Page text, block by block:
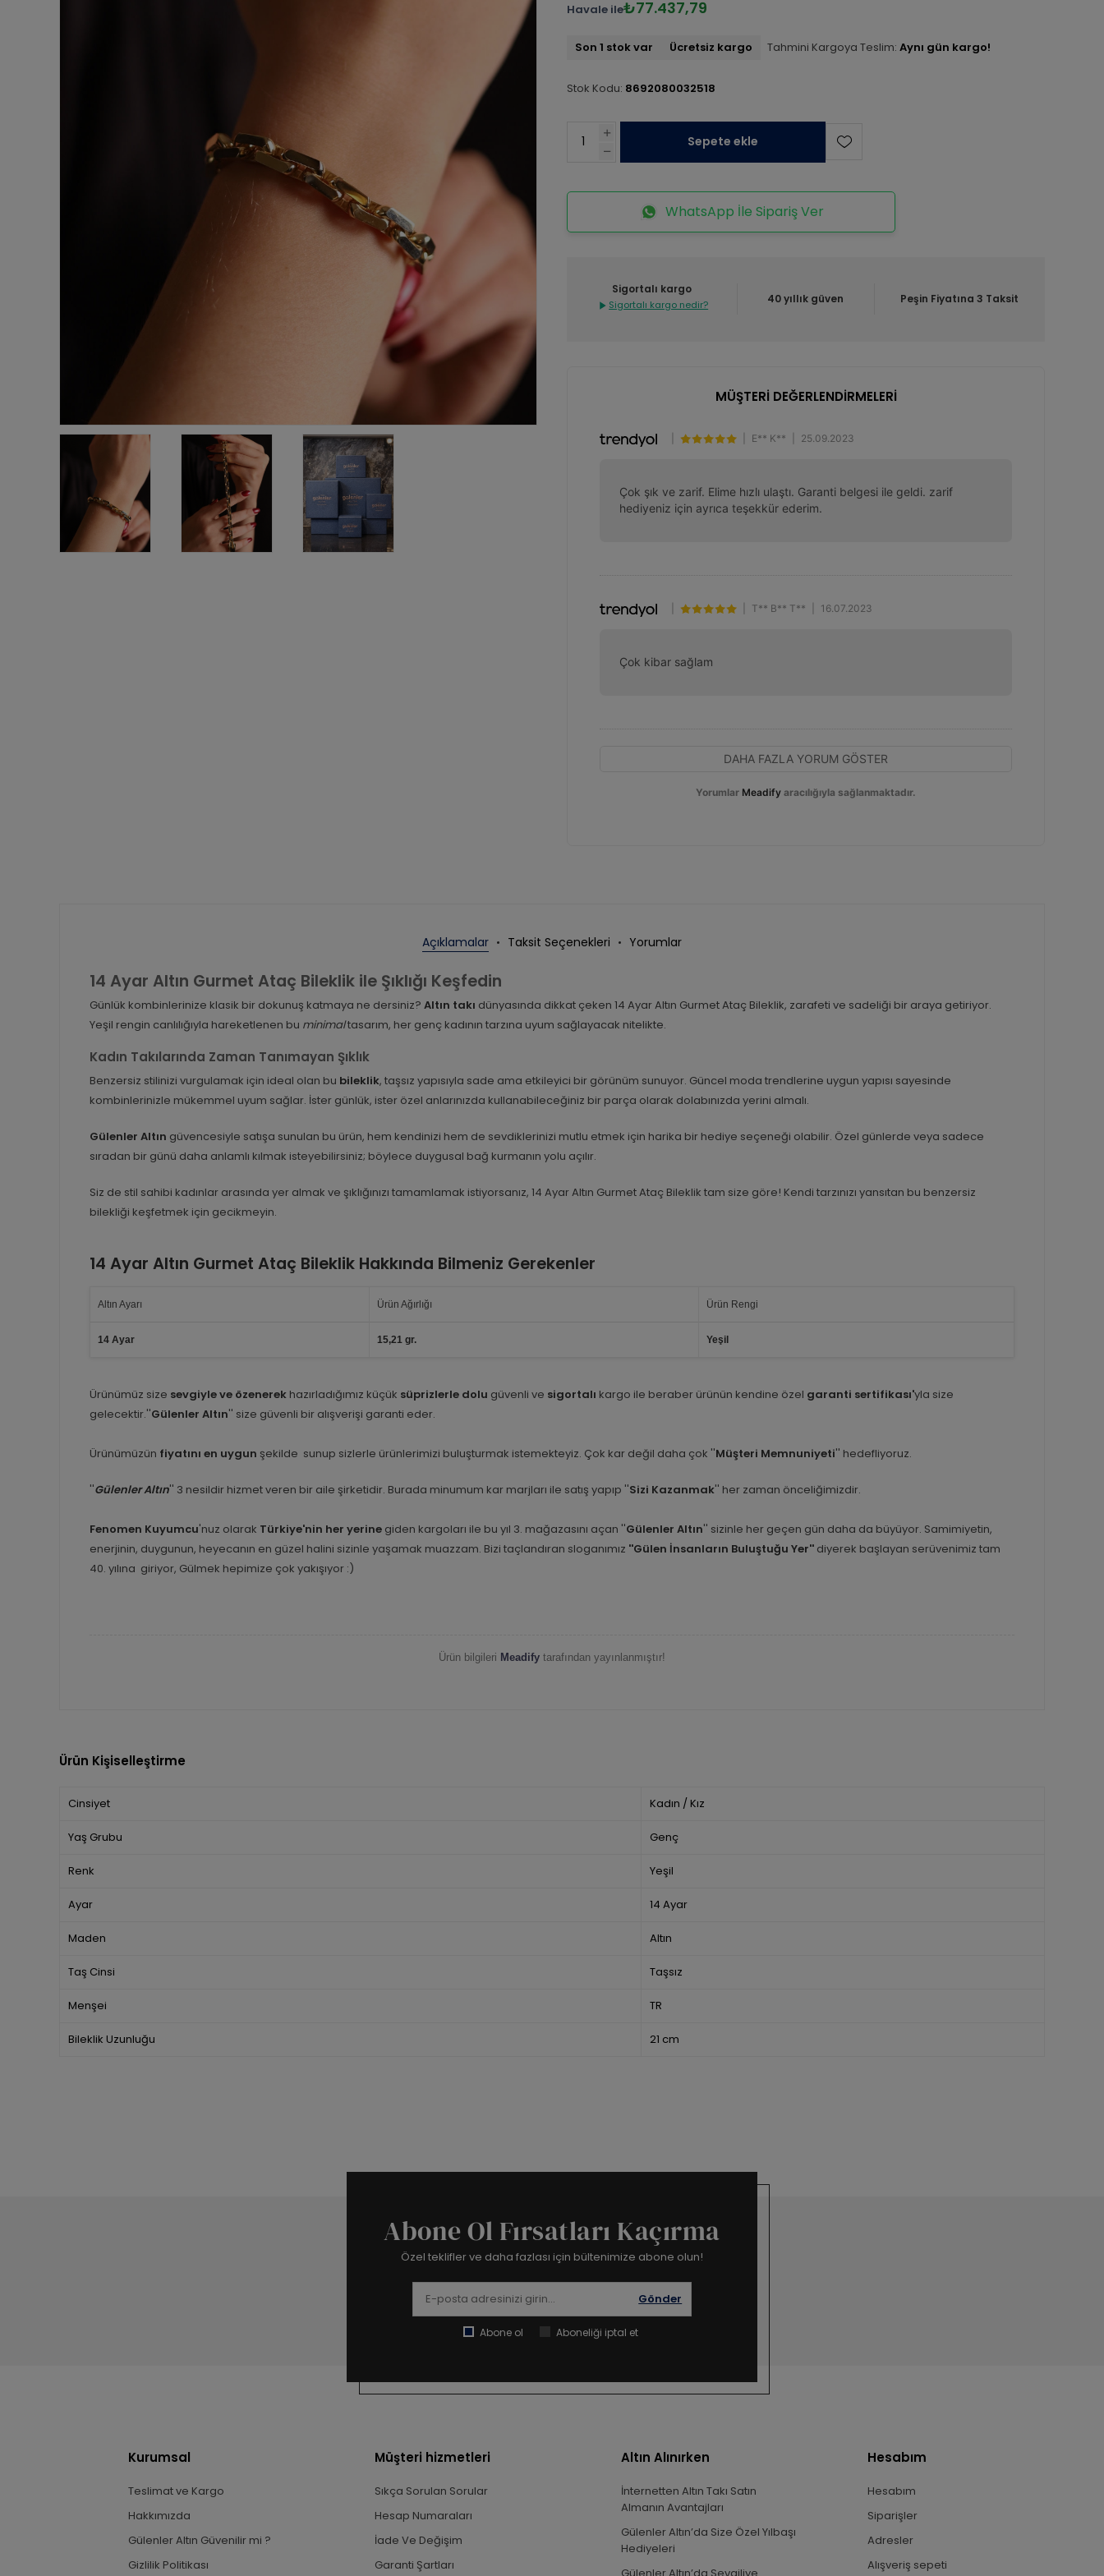
Havale ile₺77.437,79
Son 1 stok var Ücretsiz kargo Tahmini Kargoya Teslim: Aynı gün kargo!
Stok Kodu: 8692080032518
Sepete ekle
WhatsApp İle Sipariş Ver
Sigortalı kargo
Sigortalı kargo nedir? 40 yıllık güven Peşin Fiyatına 3 Taksit
MÜŞTERİ DEĞERLENDİRMELERİ
E** K** 25.09.2023
Çok şık ve zarif. Elime hızlı ulaştı. Garanti belgesi ile geldi. zarif
hediyeniz için ayrıca teşekkür ederim.
T** B** T** 16.07.2023
Çok kibar sağlam
DAHA FAZLA YORUM GÖSTER
Yorumlar Meadify aracılığıyla sağlanmaktadır.
Açıklamalar Taksit Seçenekleri Yorumlar
14 Ayar Altın Gurmet Ataç Bileklik ile Şıklığı Keşfedin
Günlük kombinlerinize klasik bir dokunuş katmaya ne dersiniz? Altın takı dünyasında dikkat çeken 14 Ayar Altın Gurmet Ataç Bileklik, zarafeti ve sadeliği bir araya getiriyor.
Yeşil rengin canlılığıyla hareketlenen bu minimaltasarım, her genç kadının tarzına uyum sağlayacak nitelikte.
Kadın Takılarında Zaman Tanımayan Şıklık
Benzersiz stilinizi vurgulamak için ideal olan bu bileklik, taşsız yapısıyla sade ama etkileyici bir görünüm sunuyor. Güncel moda trendlerine uygun yapısı sayesinde
kombinlerinizle mükemmel uyum sağlar. İster günlük, ister özel anlarınızda kullanabileceğiniz bir parça olarak dolabınızda yerini almalı.
Gülenler Altın güvencesiyle satışa sunulan bu ürün, hem kendinizi hem de sevdiklerinizi mutlu etmek için harika bir hediye seçeneği olabilir. Özel günlerde veya sadece
sıradan bir günü daha anlamlı kılmak isteyebilirsiniz; böylece duygusal bağ kurmanın yolu açılır.
Siz de stil sahibi kadınlar arasında yer almak ve şıklığınızı tamamlamak istiyorsanız, 14 Ayar Altın Gurmet Ataç Bileklik tam size göre! Kendi tarzınızı yansıtan bu benzersiz
bilekliği keşfetmek için gecikmeyin.
14 Ayar Altın Gurmet Ataç Bileklik Hakkında Bilmeniz Gerekenler
Altın Ayarı Ürün Ağırlığı Ürün Rengi
14 Ayar 15,21 gr. Yeşil
Ürünümüz size sevgiyle ve özenerek hazırladığımız küçük süprizlerle dolu güvenli ve sigortalı kargo ile beraber ürünün kendine özel garanti sertifikası'yla size
gelecektir.''Gülenler Altın'' size güvenli bir alışverişi garanti eder.
Ürünümüzün fiyatını en uygun şekilde sunup sizlerle ürünlerimizi buluşturmak istemekteyiz. Çok kar değil daha çok ''Müşteri Memnuniyeti'' hedefliyoruz.
''Gülenler Altın'' 3 nesildir hizmet veren bir aile şirketidir. Burada minumum kar marjları ile satış yapıp ''Sizi Kazanmak'' her zaman önceliğimizdir.
Fenomen Kuyumcu'nuz olarak Türkiye'nin her yerine giden kargoları ile bu yıl 3. mağazasını açan ''Gülenler Altın'' sizinle her geçen gün daha da büyüyor. Samimiyetin,
enerjinin, duygunun, heyecanın en güzel halini sizinle yaşamak muazzam. Bizi taçlandıran sloganımız ''Gülen İnsanların Buluştuğu Yer'' diyerek başlayan serüvenimiz tam
40. yılına giriyor, Gülmek hepimize çok yakışıyor :)
Ürün bilgileri Meadify tarafından yayınlanmıştır!
Ürün Kişiselleştirme
Cinsiyet Kadın / Kız
Yaş Grubu Genç
Renk Yeşil
Ayar 14 Ayar
Maden Altın
Taş Cinsi Taşsız
Menşei TR
Bileklik Uzunluğu 21 cm
Abone Ol Fırsatları Kaçırma
Özel teklifler ve daha fazlası için bültenimize abone olun!
Gönder
Abone ol Aboneliği iptal et
Kurumsal
Teslimat ve Kargo
Hakkımızda
Gülenler Altın Güvenilir mi ?
Gizlilik Politikası
Müşteri hizmetleri
Sıkça Sorulan Sorular
Hesap Numaraları
İade Ve Değişim
Garanti Şartları
Altın Alınırken
İnternetten Altın Takı Satın
Almanın Avantajları
Gülenler Altın’da Size Özel Yılbaşı
Hediyeleri
Gülenler Altın’da Sevgiliye
Hesabım
Hesabım
Siparişler
Adresler
Alışveriş sepeti